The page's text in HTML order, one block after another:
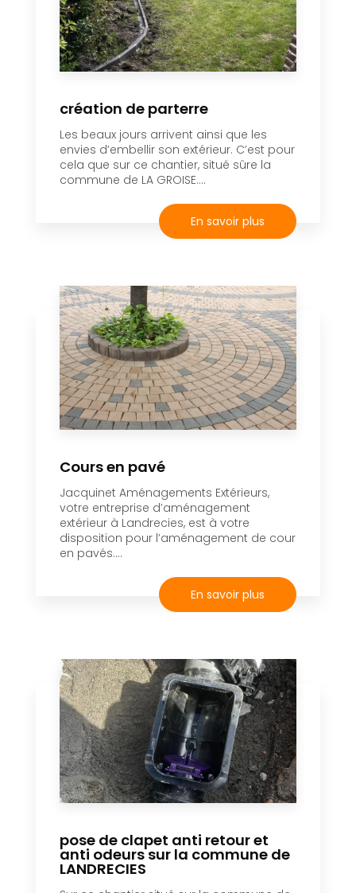
création de parterre
Les beaux jours arrivent ainsi que les
envies d’embellir son extérieur. C’est pour
cela que sur ce chantier, situé sûre la
commune de LA GROISE....
En savoir plus
Cours en pavé
Jacquinet Aménagements Extérieurs,
votre entreprise d’aménagement
extérieur à Landrecies, est à votre
disposition pour l’aménagement de cour
en pavés....
En savoir plus
pose de clapet anti retour et
anti odeurs sur la commune de
LANDRECIES